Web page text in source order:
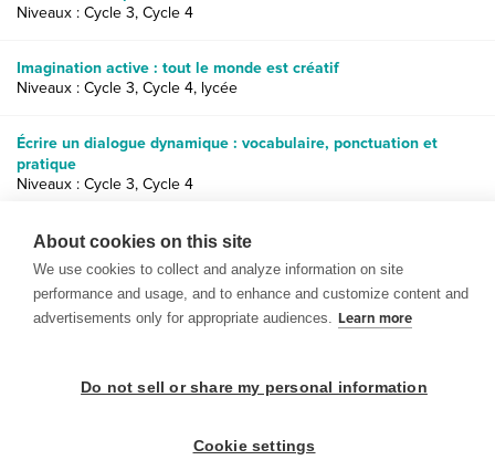
Niveaux : Cycle 3, Cycle 4
Imagination active : tout le monde est créatif
Niveaux : Cycle 3, Cycle 4, lycée
Écrire un dialogue dynamique : vocabulaire, ponctuation et
pratique
Niveaux : Cycle 3, Cycle 4
Images poétiques : écrire un poème sur les cinq sens
Niveaux : Cycle 4, lycée
About cookies on this site
We use cookies to collect and analyze information on site
performance and usage, and to enhance and customize content and
advertisements only for appropriate audiences. Learn more
Do not sell or share my personal information
Cookie settings